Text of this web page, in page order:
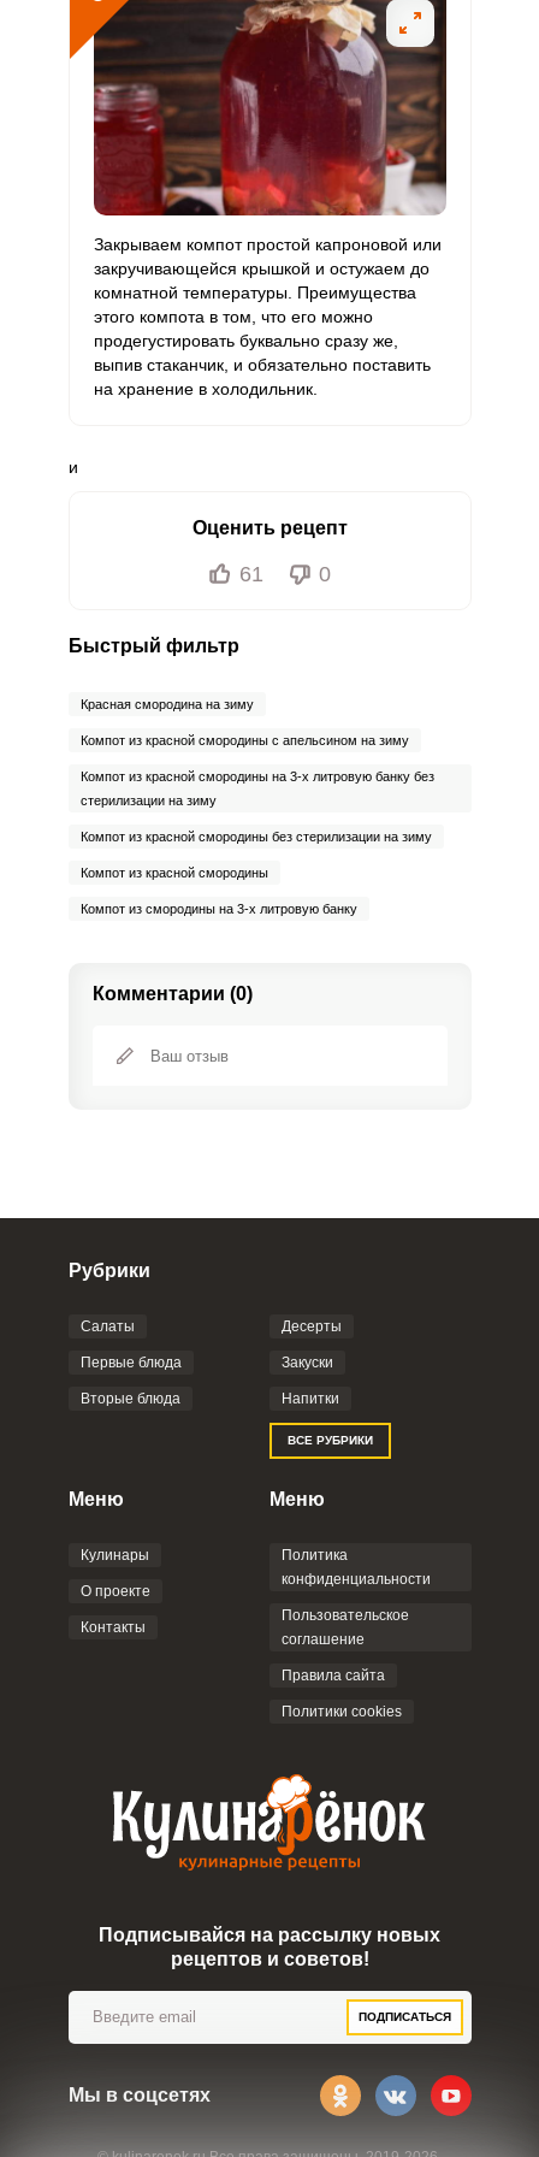
Закрываем компот простой капроновой или
закручивающейся крышкой и остужаем до
комнатной температуры. Преимущества
этого компота в том, что его можно
продегустировать буквально сразу же,
выпив стаканчик, и обязательно поставить
на хранение в холодильник.
и
Оценить рецепт
61 0
Быстрый фильтр
Красная смородина на зиму
Компот из красной смородины с апельсином на зиму
Компот из красной смородины на 3-х литровую банку без
стерилизации на зиму
Компот из красной смородины без стерилизации на зиму
Компот из красной смородины
Компот из смородины на 3-х литровую банку
Комментарии (0)
Фото до 4 шт, до 5 mb
Отправляя эту форму, вы соглашаетесь с
Политикой
Пользовательским
соглашением
Рубрики
Салаты
Первые блюда
Вторые блюда
Десерты
Закуски
Напитки
ВСЕ РУБРИКИ
Меню
Кулинары
О проекте
Контакты
Меню
Политика
конфиденциальности
Пользовательское
соглашение
Правила сайта
Политики cookies
Подписывайся на рассылку новых
рецептов и советов!
ПОДПИСАТЬСЯ
Мы в соцсетях